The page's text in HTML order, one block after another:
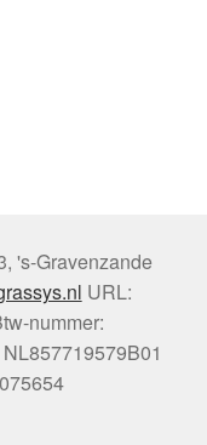
, 's-Gravenzande
URL:
nummer:
NL857719579B01